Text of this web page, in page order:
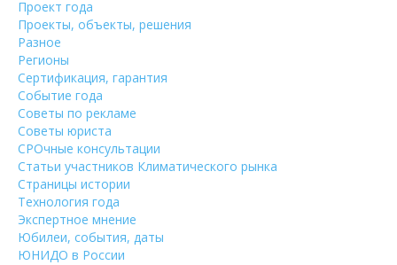
Проект года
Проекты, объекты, решения
Разное
Регионы
Сертификация, гарантия
Событие года
Советы по рекламе
Советы юриста
СРОчные консультации
Статьи участников Климатического рынка
Страницы истории
Технология года
Экспертное мнение
Юбилеи, события, даты
ЮНИДО в России